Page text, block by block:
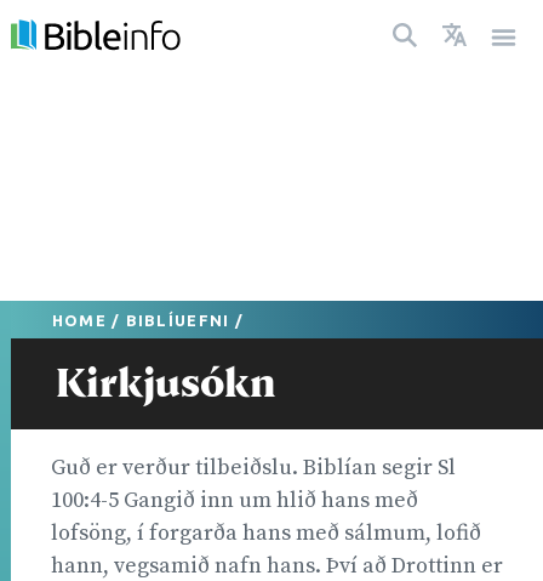
HOME / BIBLÍUEFNI /
Kirkjusókn
Guð er verður tilbeiðslu. Biblían segir Sl
100:4-5 Gangið inn um hlið hans með
lofsöng, í forgarða hans með sálmum, lofið
hann, vegsamið nafn hans. Því að Drottinn er